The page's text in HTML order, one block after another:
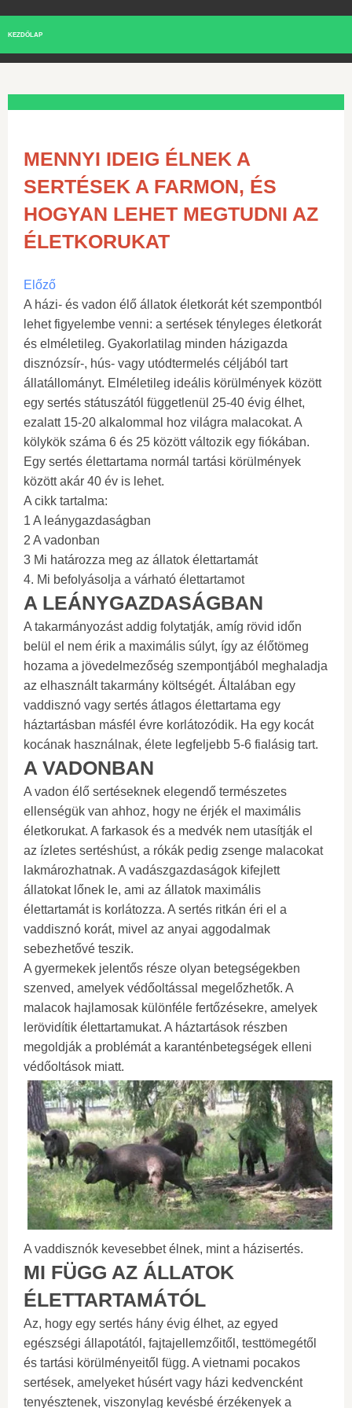
KEZDŐLAP
MENNYI IDEIG ÉLNEK A
SERTÉSEK A FARMON, ÉS
HOGYAN LEHET MEGTUDNI AZ
ÉLETKORUKAT
Előző
A házi- és vadon élő állatok életkorát két szempontból
lehet figyelembe venni: a sertések tényleges életkorát
és elméletileg. Gyakorlatilag minden házigazda
disznózsír-, hús- vagy utódtermelés céljából tart
állatállományt. Elméletileg ideális körülmények között
egy sertés státuszától függetlenül 25-40 évig élhet,
ezalatt 15-20 alkalommal hoz világra malacokat. A
kölykök száma 6 és 25 között változik egy fiókában.
Egy sertés élettartama normál tartási körülmények
között akár 40 év is lehet.
A cikk tartalma:
1 A leánygazdaságban
2 A vadonban
3 Mi határozza meg az állatok élettartamát
4. Mi befolyásolja a várható élettartamot
A LEÁNYGAZDASÁGBAN
A takarmányozást addig folytatják, amíg rövid időn
belül el nem érik a maximális súlyt, így az élőtömeg
hozama a jövedelmezőség szempontjából meghaladja
az elhasznált takarmány költségét. Általában egy
vaddisznó vagy sertés átlagos élettartama egy
háztartásban másfél évre korlátozódik. Ha egy kocát
kocának használnak, élete legfeljebb 5-6 fialásig tart.
A VADONBAN
A vadon élő sertéseknek elegendő természetes
ellenségük van ahhoz, hogy ne érjék el maximális
életkorukat. A farkasok és a medvék nem utasítják el
az ízletes sertéshúst, a rókák pedig zsenge malacokat
lakmározhatnak. A vadászgazdaságok kifejlett
állatokat lőnek le, ami az állatok maximális
élettartamát is korlátozza. A sertés ritkán éri el a
vaddisznó korát, mivel az anyai aggodalmak
sebezhetővé teszik.
A gyermekek jelentős része olyan betegségekben
szenved, amelyek védőoltással megelőzhetők. A
malacok hajlamosak különféle fertőzésekre, amelyek
lerövidítik élettartamukat. A háztartások részben
megoldják a problémát a karanténbetegségek elleni
védőoltások miatt.
A vaddisznók kevesebbet élnek, mint a házisertés.
MI FÜGG AZ ÁLLATOK
ÉLETTARTAMÁTÓL
Az, hogy egy sertés hány évig élhet, az egyed
egészségi állapotától, fajtajellemzőitől, testtömegétől
és tartási körülményeitől függ. A vietnami pocakos
sertések, amelyeket húsért vagy házi kedvencként
tenyésztenek, viszonylag kevésbé érzékenyek a